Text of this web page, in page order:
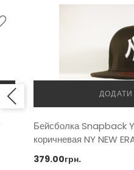
Бейсболка Snapback
коричневая NY NEW
379.00грн.